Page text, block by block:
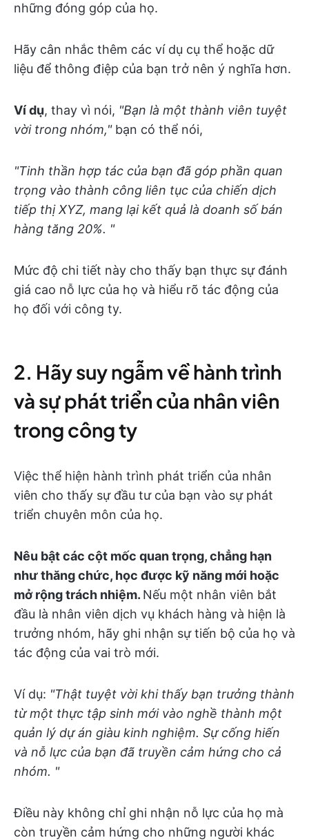
những đóng góp của họ.
Hãy cân nhắc thêm các ví dụ cụ thể hoặc dữ
liệu để thông điệp của bạn trở nên ý nghĩa hơn.
Ví dụ, thay vì nói, "Bạn là một thành viên tuyệt
vời trong nhóm," bạn có thể nói,
"Tinh thần hợp tác của bạn đã góp phần quan
trọng vào thành công liên tục của chiến dịch
tiếp thị XYZ, mang lại kết quả là doanh số bán
hàng tăng 20%. "
Mức độ chi tiết này cho thấy bạn thực sự đánh
giá cao nỗ lực của họ và hiểu rõ tác động của
họ đối với công ty.
2. Hãy suy ngẫm về hành trình
và sự phát triển của nhân viên
trong công ty
Việc thể hiện hành trình phát triển của nhân
viên cho thấy sự đầu tư của bạn vào sự phát
triển chuyên môn của họ.
Nêu bật các cột mốc quan trọng, chẳng hạn
như thăng chức, học được kỹ năng mới hoặc
mở rộng trách nhiệm. Nếu một nhân viên bắt
đầu là nhân viên dịch vụ khách hàng và hiện là
trưởng nhóm, hãy ghi nhận sự tiến bộ của họ và
tác động của vai trò mới.
Ví dụ: "Thật tuyệt vời khi thấy bạn trưởng thành
từ một thực tập sinh mới vào nghề thành một
quản lý dự án giàu kinh nghiệm. Sự cống hiến
và nỗ lực của bạn đã truyền cảm hứng cho cả
nhóm. "
Điều này không chỉ ghi nhận nỗ lực của họ mà
còn truyền cảm hứng cho những người khác